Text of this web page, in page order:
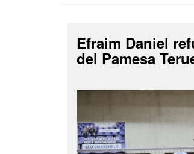
Efraim Daniel
del Pamesa